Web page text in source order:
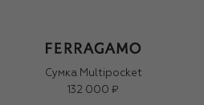
Сумка Multipocket
132 000 ₽